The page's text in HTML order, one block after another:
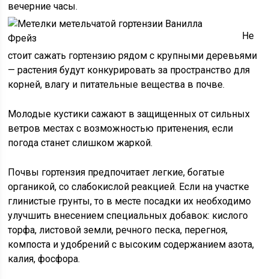
вечерние часы.
Не
стоит сажать гортензию рядом с крупными деревьями
— растения будут конкурировать за пространство для
корней, влагу и питательные вещества в почве.
Молодые кустики сажают в защищенных от сильных
ветров местах с возможностью притенения, если
погода станет слишком жаркой.
Почвы гортензия предпочитает легкие, богатые
органикой, со слабокислой реакцией. Если на участке
глинистые грунты, то в месте посадки их необходимо
улучшить внесением специальных добавок: кислого
торфа, листовой земли, речного песка, перегноя,
компоста и удобрений с высоким содержанием азота,
калия, фосфора.